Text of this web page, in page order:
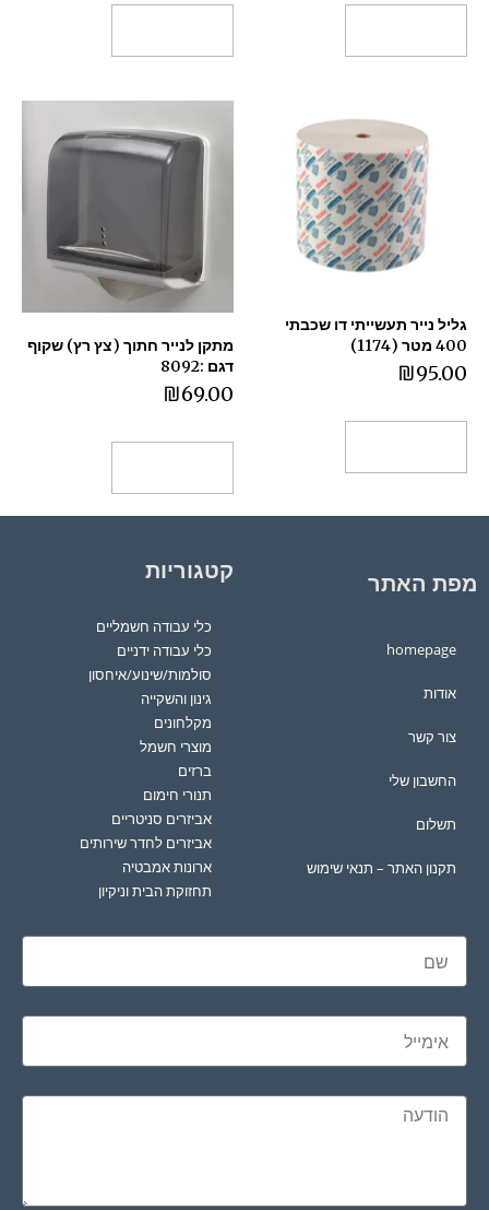
גליל נייר תעשייתי דו שכבתי
400 מטר (1174)
₪95.00
מתקן לנייר חתוך (צץ רץ) שקוף
דגם :8092
₪69.00
מפת האתר
homepage
אודות
צור קשר
החשבון שלי
תשלום
תקנון האתר – תנאי שימוש
קטגוריות
כלי עבודה חשמליים
כלי עבודה ידניים
סולמות/שינוע/איחסון
גינון והשקייה
מקלחונים
מוצרי חשמל
ברזים
תנורי חימום
אביזרים סניטריים
אביזרים לחדר שירותים
ארונות אמבטיה
תחזוקת הבית וניקיון